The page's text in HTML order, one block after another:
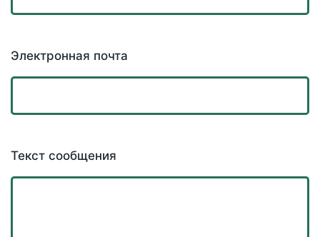
Электронная почта
Текст сообщения